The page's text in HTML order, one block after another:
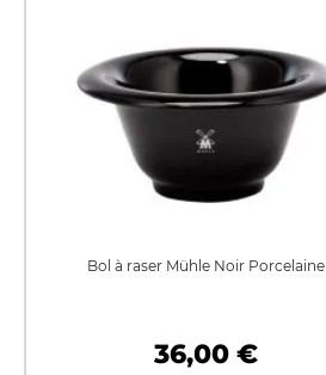
Bol à raser Mühle Noir Porcelaine
36,00 €